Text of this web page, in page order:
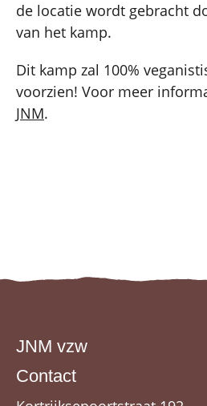
de locatie wordt gebracht
van het kamp.
Dit kamp zal 100%
voorzien! Voor meer
JNM.
JNM vzw
Contact